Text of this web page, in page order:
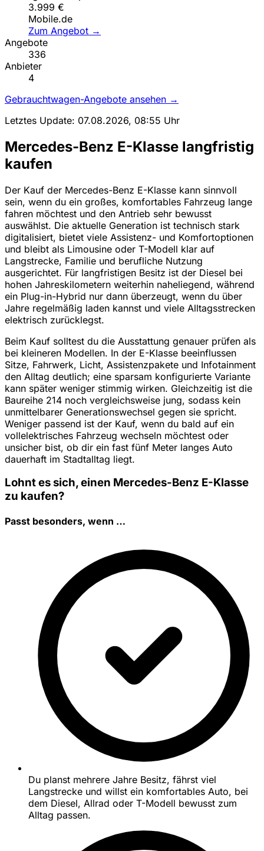
3.999 €
Mobile.de
Zum Angebot →
Angebote
336
Anbieter
4
Gebrauchtwagen-Angebote ansehen →
Letztes Update: 07.08.2026, 08:55 Uhr
Mercedes-Benz E-Klasse langfristig
kaufen
Der Kauf der Mercedes-Benz E-Klasse kann sinnvoll
sein, wenn du ein großes, komfortables Fahrzeug lange
fahren möchtest und den Antrieb sehr bewusst
auswählst. Die aktuelle Generation ist technisch stark
digitalisiert, bietet viele Assistenz- und Komfortoptionen
und bleibt als Limousine oder T-Modell klar auf
Langstrecke, Familie und berufliche Nutzung
ausgerichtet. Für langfristigen Besitz ist der Diesel bei
hohen Jahreskilometern weiterhin naheliegend, während
ein Plug-in-Hybrid nur dann überzeugt, wenn du über
Jahre regelmäßig laden kannst und viele Alltagsstrecken
elektrisch zurücklegst.
Beim Kauf solltest du die Ausstattung genauer prüfen als
bei kleineren Modellen. In der E-Klasse beeinflussen
Sitze, Fahrwerk, Licht, Assistenzpakete und Infotainment
den Alltag deutlich; eine sparsam konfigurierte Variante
kann später weniger stimmig wirken. Gleichzeitig ist die
Baureihe 214 noch vergleichsweise jung, sodass kein
unmittelbarer Generationswechsel gegen sie spricht.
Weniger passend ist der Kauf, wenn du bald auf ein
vollelektrisches Fahrzeug wechseln möchtest oder
unsicher bist, ob dir ein fast fünf Meter langes Auto
dauerhaft im Stadtalltag liegt.
Lohnt es sich, einen Mercedes-Benz E-Klasse
zu kaufen?
Passt besonders, wenn …
Du planst mehrere Jahre Besitz, fährst viel
Langstrecke und willst ein komfortables Auto, bei
dem Diesel, Allrad oder T-Modell bewusst zum
Alltag passen.